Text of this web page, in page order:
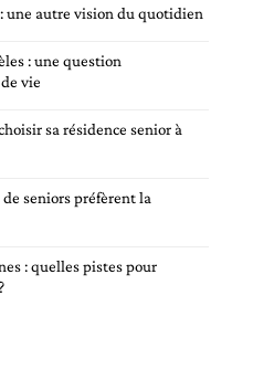
une autre vision du quotidien
: une question
vie
sa résidence senior à
seniors préfèrent la
: quelles pistes pour